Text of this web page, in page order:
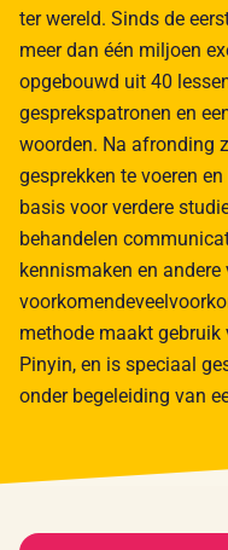
ter wereld. Sinds de
meer dan één miljoen
opgebouwd uit 40
gesprekspatronen en
woorden. Na afronding
gesprekken te voeren
basis voor verdere
behandelen
kennismaken en andere
methode maakt gebruik
Pinyin, en is speciaal
onder begeleiding van